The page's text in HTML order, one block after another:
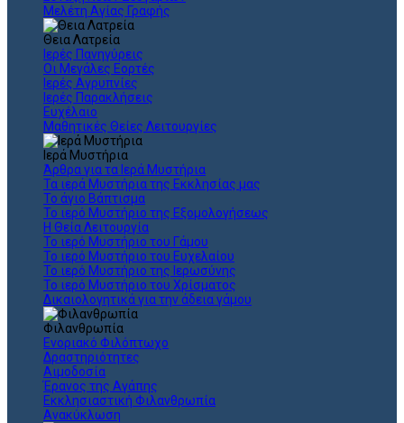
Μελέτη Αγίας Γραφής
Θεια Λατρεία
Ιερές Πανηγύρεις
Οι Μεγάλες Εορτές
Ιερές Αγρυπνίες
Ιερές Παρακλήσεις
Ευχέλαιο
Μαθητικές Θείες Λειτουργίες
Ιερά Μυστήρια
Άρθρα για τα Ιερά Μυστήρια
Τα ιερά Μυστήρια της Εκκλησίας μας
Το άγιο Βάπτισμα
Το ιερό Μυστήριο της Εξομολογήσεως
Η Θεία Λειτουργία
Το ιερό Μυστήριο του Γάμου
Το ιερό Μυστήριο του Ευχελαίου
Το ιερό Μυστήριο της Ιερωσύνης
Το ιερό Μυστήριο του Χρίσματος
Δικαιολογητικά για την άδεια γάμου
Φιλανθρωπία
Ενοριακό Φιλόπτωχο
Δραστηριότητες
Αιμοδοσία
Έρανος της Αγάπης
Εκκλησιαστική Φιλανθρωπία
Ανακύκλωση